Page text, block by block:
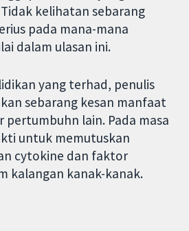
kelihatan sebarang
pada mana-mana
dalam ulasan ini.
yang terhad, penulis
sebarang kesan manfaat
lain. Pada masa
untuk memutuskan
cytokine dan faktor
kalangan kanak-kanak.